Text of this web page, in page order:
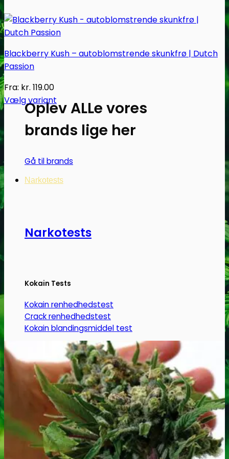
Oplev ALLe vores
brands lige her
Gå til brands
Narkotests
Narkotests
Kokain Tests
Kokain renhedhedstest
Crack renhedhedstest
Kokain blandingsmiddel test
MDMA
MDMA renhedstest
Ecstasy
Ecstasy renhedstest
Blackberry Kush – autoblomstrende skunkfrø | Dutch
Passion
Fra: kr. 119.00
Vælg variant
Dette
har
varianter.
Mulighederne
kan
vælges
varesiden